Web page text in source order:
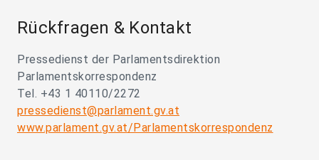
Rückfragen & Kontakt
Pressedienst der Parlamentsdirektion
Parlamentskorrespondenz
Tel. +43 1 40110/2272
pressedienst@parlament.gv.at
www.parlament.gv.at/Parlamentskorrespondenz